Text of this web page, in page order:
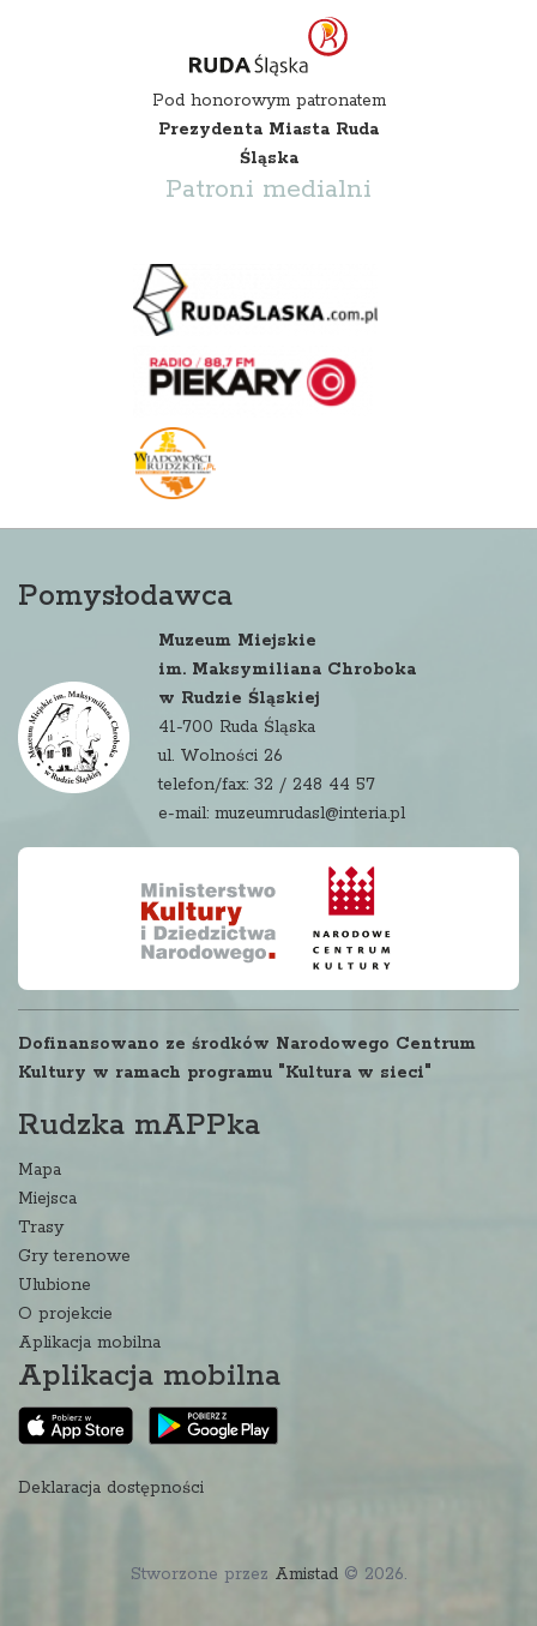
Pod honorowym patronatem
Prezydenta Miasta Ruda
Śląska
Patroni medialni
Pomysłodawca
Muzeum Miejskie
im. Maksymiliana Chroboka
w Rudzie Śląskiej
41-700 Ruda Śląska
ul. Wolności 26
telefon/fax: 32 / 248 44 57
e-mail: muzeumrudasl@interia.pl
Dofinansowano ze środków Narodowego Centrum
Kultury w ramach programu "Kultura w sieci"
Rudzka mAPPka
Mapa
Miejsca
Trasy
Gry terenowe
Ulubione
O projekcie
Aplikacja mobilna
Aplikacja mobilna
Deklaracja dostępności
Stworzone przez Amistad © 2026.